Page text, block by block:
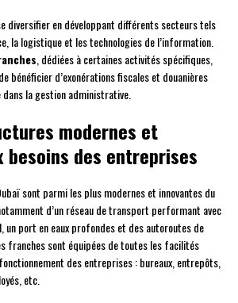
diversifier en développant différents secteurs tels
la logistique et les technologies de l’information.
, dédiées à certaines activités spécifiques,
bénéficier d’exonérations fiscales et douanières
la gestion administrative.
modernes et
besoins des entreprises
sont parmi les plus modernes et innovantes du
d’un réseau de transport performant avec
un port en eaux profondes et des autoroutes de
franches sont équipées de toutes les facilités
des entreprises : bureaux, entrepôts,
etc.